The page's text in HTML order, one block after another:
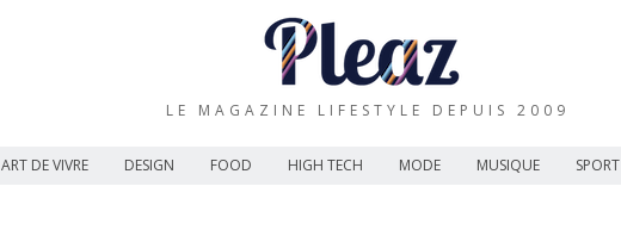
LE MAGAZINE LIFESTYLE DEPUIS 2009
ART DE VIVRE DESIGN FOOD HIGH TECH MODE MUSIQUE SPORT